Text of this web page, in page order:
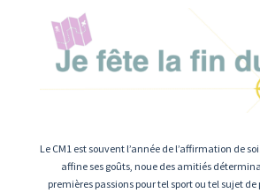
Le CM1 est souvent l’année de l’affirmation de
affine ses goûts, noue des amitiés
premières passions pour tel sport ou tel sujet de